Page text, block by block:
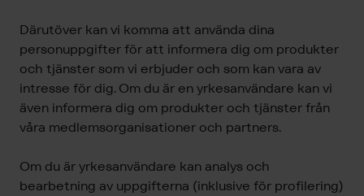
Därutöver kan vi komma att använda dina
personuppgifter för att informera dig om produkter
och tjänster som vi erbjuder och som kan vara av
intresse för dig. Om du är en yrkesanvändare kan vi
även informera dig om produkter och tjänster från
våra medlemsorganisationer och partners.
Om du är yrkesanvändare kan analys och
bearbetning av uppgifterna (inklusive för profilering)